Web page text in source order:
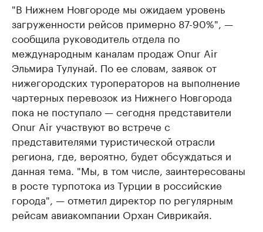
"В Нижнем Новгороде мы ожидаем уровень
загруженности рейсов примерно 87-90%", —
сообщила руководитель отдела по
международным каналам продаж Onur Air
Эльмира Тулунай. По ее словам, заявок от
нижегородских туроператоров на выполнение
чартерных перевозок из Нижнего Новгорода
пока не поступало — сегодня представители
Onur Air участвуют во встрече с
представителями туристической отрасли
региона, где, вероятно, будет обсуждаться и
данная тема. "Мы, в том числе, заинтересованы
в росте турпотока из Турции в российские
города", — отметил директор по регулярным
рейсам авиакомпании Орхан Сиврикайя.